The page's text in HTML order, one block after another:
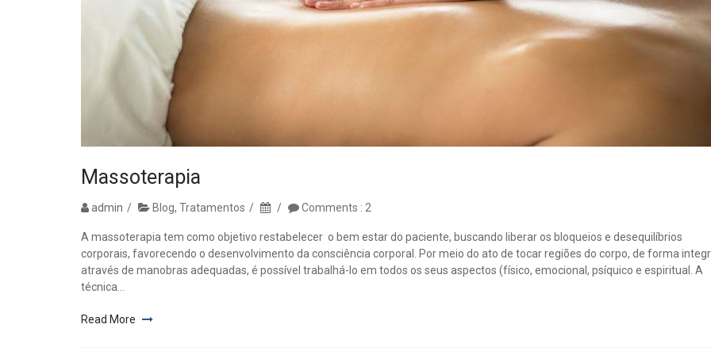
Massoterapia
admin Blog, Tratamentos Comments : 2
A massoterapia tem como objetivo restabelecer o bem estar do paciente, buscando liberar os bloqueios e desequilíbrios
corporais, favorecendo o desenvolvimento da consciência corporal. Por meio do ato de tocar regiões do corpo, de forma
através de manobras adequadas, é possível trabalhá-lo em todos os seus aspectos (físico, emocional, psíquico e espiritual. A
técnica...
Read More